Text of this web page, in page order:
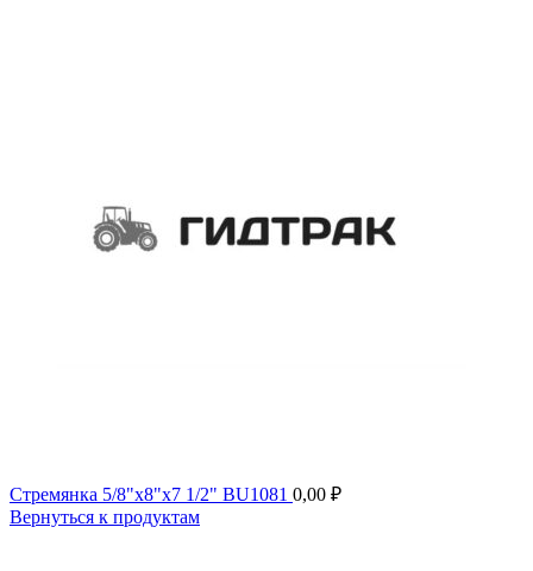
Стремянка 5/8"х8"х7 1/2" BU1081 0,00 ₽
Вернуться к продуктам